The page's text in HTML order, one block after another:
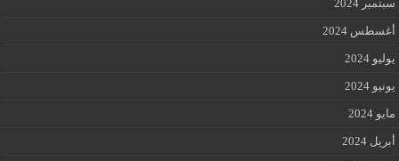
سبتمبر 2024
أغسطس 2024
يوليو 2024
يونيو 2024
مايو 2024
أبريل 2024